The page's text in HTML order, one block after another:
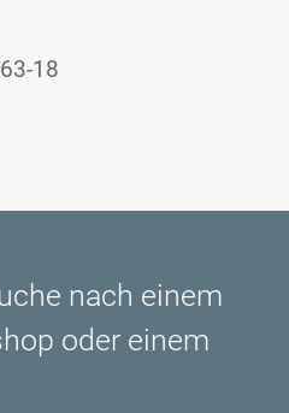
18
nach einem
oder einem